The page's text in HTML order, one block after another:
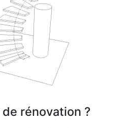
rénovation ?